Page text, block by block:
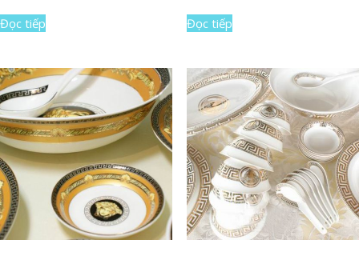
Đọc tiếp Đọc tiếp